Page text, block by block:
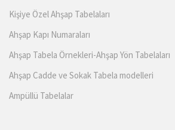
Kişiye Özel Ahşap Tabelaları
Ahşap Kapı Numaraları
Ahşap Tabela Örnekleri-Ahşap Yön Tabelaları
Ahşap Cadde ve Sokak Tabela modelleri
Ampüllü Tabelalar